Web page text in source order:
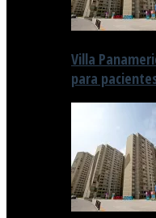
Villa
para